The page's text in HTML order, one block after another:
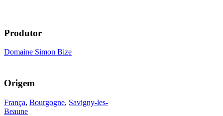
Produtor
Domaine Simon Bize
Origem
França, Bourgogne, Savigny-les-
Beaune